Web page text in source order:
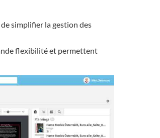
simplifier la gestion des
flexibilité et permettent